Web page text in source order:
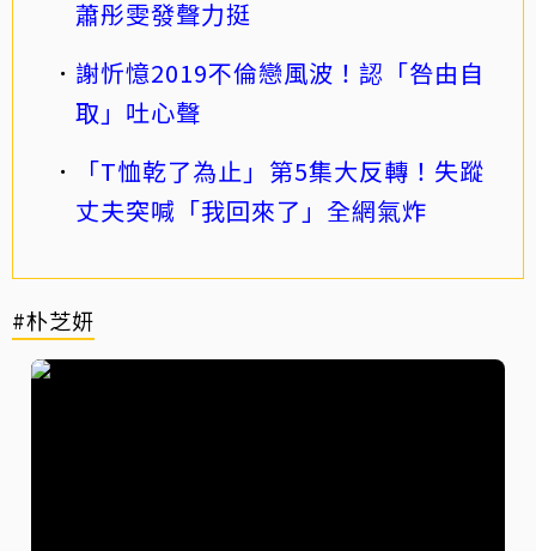
蕭彤雯發聲力挺
謝忻憶2019不倫戀風波！認「咎由自
取」吐心聲
「T恤乾了為止」第5集大反轉！失蹤
丈夫突喊「我回來了」全網氣炸
#朴芝妍